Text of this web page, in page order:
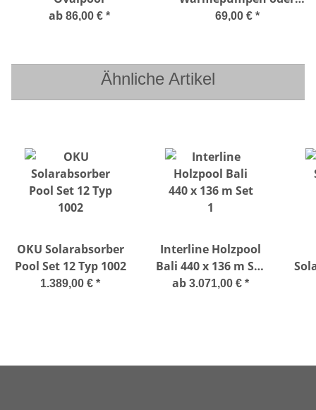
ab 86,00 € *
Solar Heizung Kollektor
69,00 € *
Ähnliche Artikel
OKU Solarabsorber
Pool Set 12 Typ 1002
1.389,00 € *
Interline Holzpool
Bali 440 x 136 m Set
1
ab 3.071,00 € *